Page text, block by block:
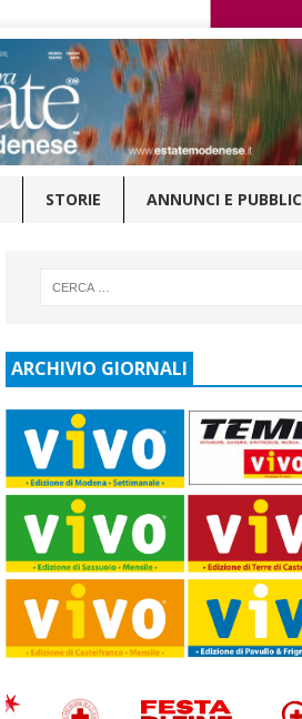
STORIE ANNUNCI E
ARCHIVIO GIORNALI